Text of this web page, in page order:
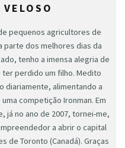
pequenos agricultores de
parte dos melhores dias da
tenho a imensa alegria de
perdido um filho. Medito
diariamente, alimentando a
competição Ironman. Em
já no ano de 2007, tornei-me,
a abrir o capital
de Toronto (Canadá). Graças